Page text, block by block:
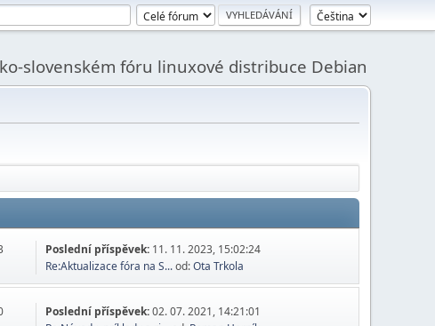
slovenském fóru linuxové distribuce Debian
Poslední příspěvek: 11. 11. 2023, 15:02:24
Re:Aktualizace fóra na S...od:Ota Trkola
Poslední příspěvek:02. 07. 2021, 14:21:01